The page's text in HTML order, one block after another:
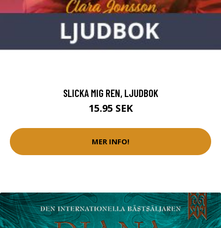
SLICKA MIG REN, LJUDBOK
15.95 SEK
MER INFO!